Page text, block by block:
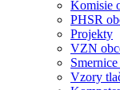
Komisie
PHSR
Projekty
VZN
Vzory